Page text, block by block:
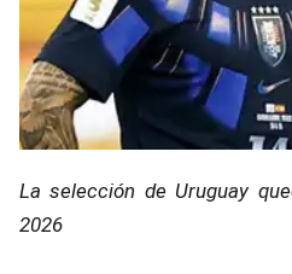
La selección de Uruguay
2026